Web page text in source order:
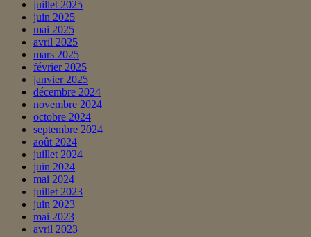
juillet 2025
juin 2025
mai 2025
avril 2025
mars 2025
février 2025
janvier 2025
décembre 2024
novembre 2024
octobre 2024
septembre 2024
août 2024
juillet 2024
juin 2024
mai 2024
juillet 2023
juin 2023
mai 2023
avril 2023